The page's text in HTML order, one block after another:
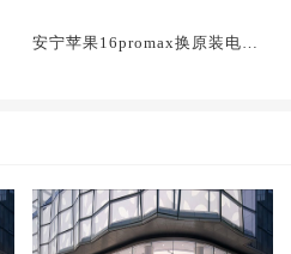
安宁苹果16promax换原装电池